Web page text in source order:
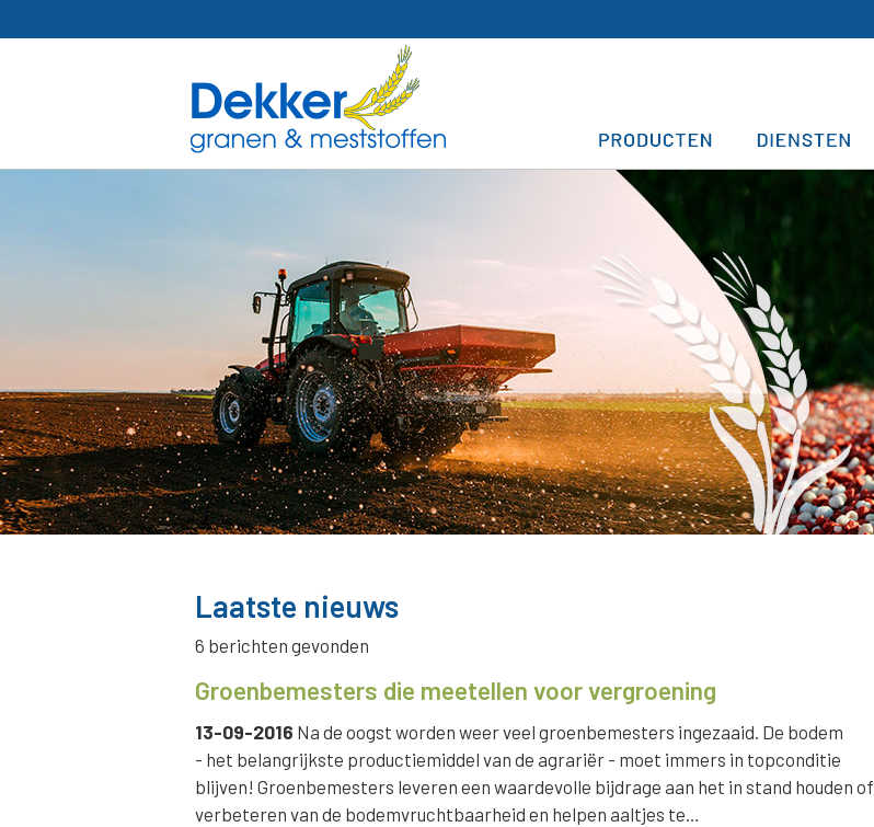
Laatste nieuws
6 berichten gevonden
Groenbemesters die meetellen voor vergroening
13-09-2016 Na de oogst worden weer veel groenbemesters ingezaaid. De bodem
- het belangrijkste productiemiddel van de agrariër - moet immers in topconditie
blijven! Groenbemesters leveren een waardevolle bijdrage aan het in stand houden of
verbeteren van de bodemvruchtbaarheid en helpen aaltjes te…